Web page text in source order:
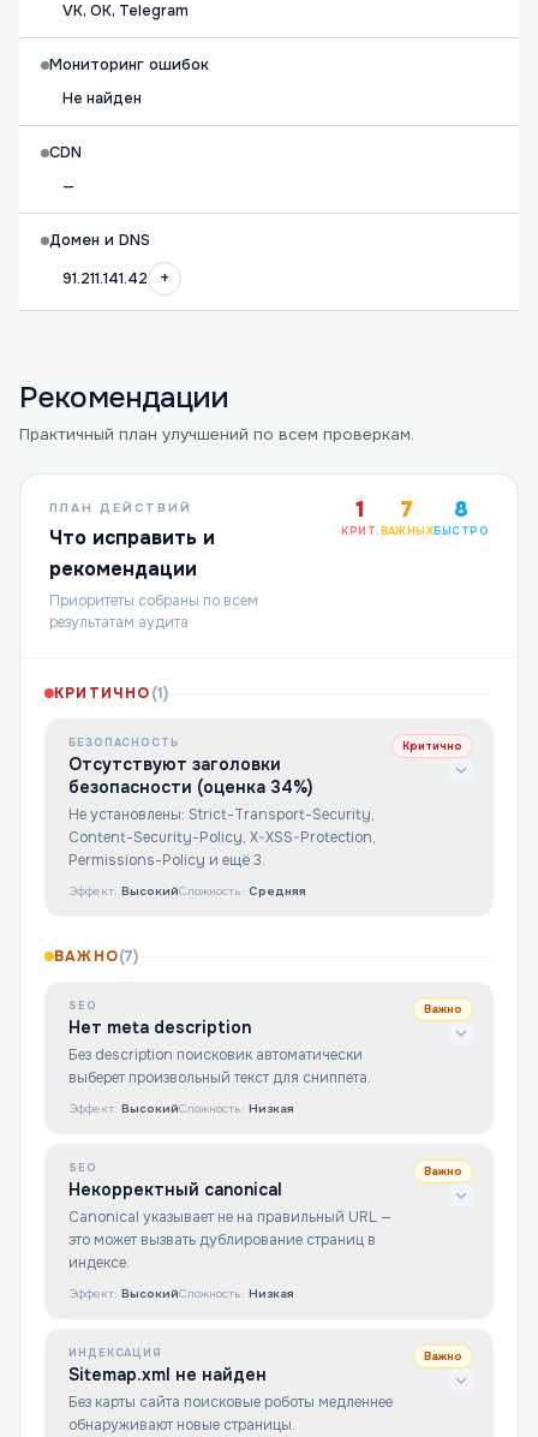
VK, OK, Telegram
Мониторинг ошибок
Не найден
CDN
—
Домен и DNS
91.211.141.42
+
Рекомендации
Практичный план улучшений по всем проверкам.
ПЛАН ДЕЙСТВИЙ
Что исправить и
рекомендации
Приоритеты собраны по всем
результатам аудита
1
КРИТ.
7
ВАЖНЫХ
8
БЫСТРО
КРИТИЧНО(1)
БЕЗОПАСНОСТЬ
Отсутствуют заголовки
безопасности (оценка 34%)
Не установлены: Strict-Transport-Security,
Content-Security-Policy, X-XSS-Protection,
Permissions-Policy и ещё 3.
Критично
Эффект: ВысокийСложность: Средняя
ВАЖНО(7)
SEO
Нет meta description
Без description поисковик автоматически
выберет произвольный текст для сниппета.
Важно
Эффект: ВысокийСложность: Низкая
SEO
Некорректный canonical
Canonical указывает не на правильный URL —
это может вызвать дублирование страниц в
индексе.
Важно
Эффект: ВысокийСложность: Низкая
ИНДЕКСАЦИЯ
Sitemap.xml не найден
Без карты сайта поисковые роботы медленнее
обнаруживают новые страницы.
Важно